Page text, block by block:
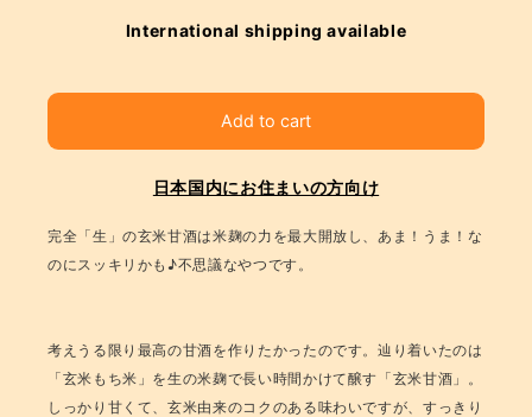
International shipping available
Add to cart
日本国内にお住まいの方向け
完全「生」の玄米甘酒は米麹の力を最大開放し、あま！うま！な
のにスッキリかも♪不思議なやつです。
考えうる限り最高の甘酒を作りたかったのです。辿り着いたのは
「玄米もち米」を生の米麹で長い時間かけて醸す「玄米甘酒」。
しっかり甘くて、玄米由来のコクのある味わいですが、すっきり